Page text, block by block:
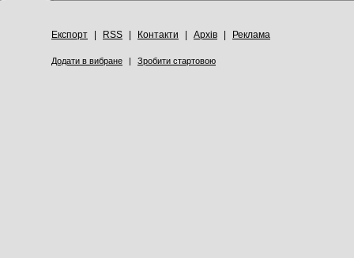
Експорт RSS Контакти Архів Реклама
Додати в вибране | Зробити стартовою